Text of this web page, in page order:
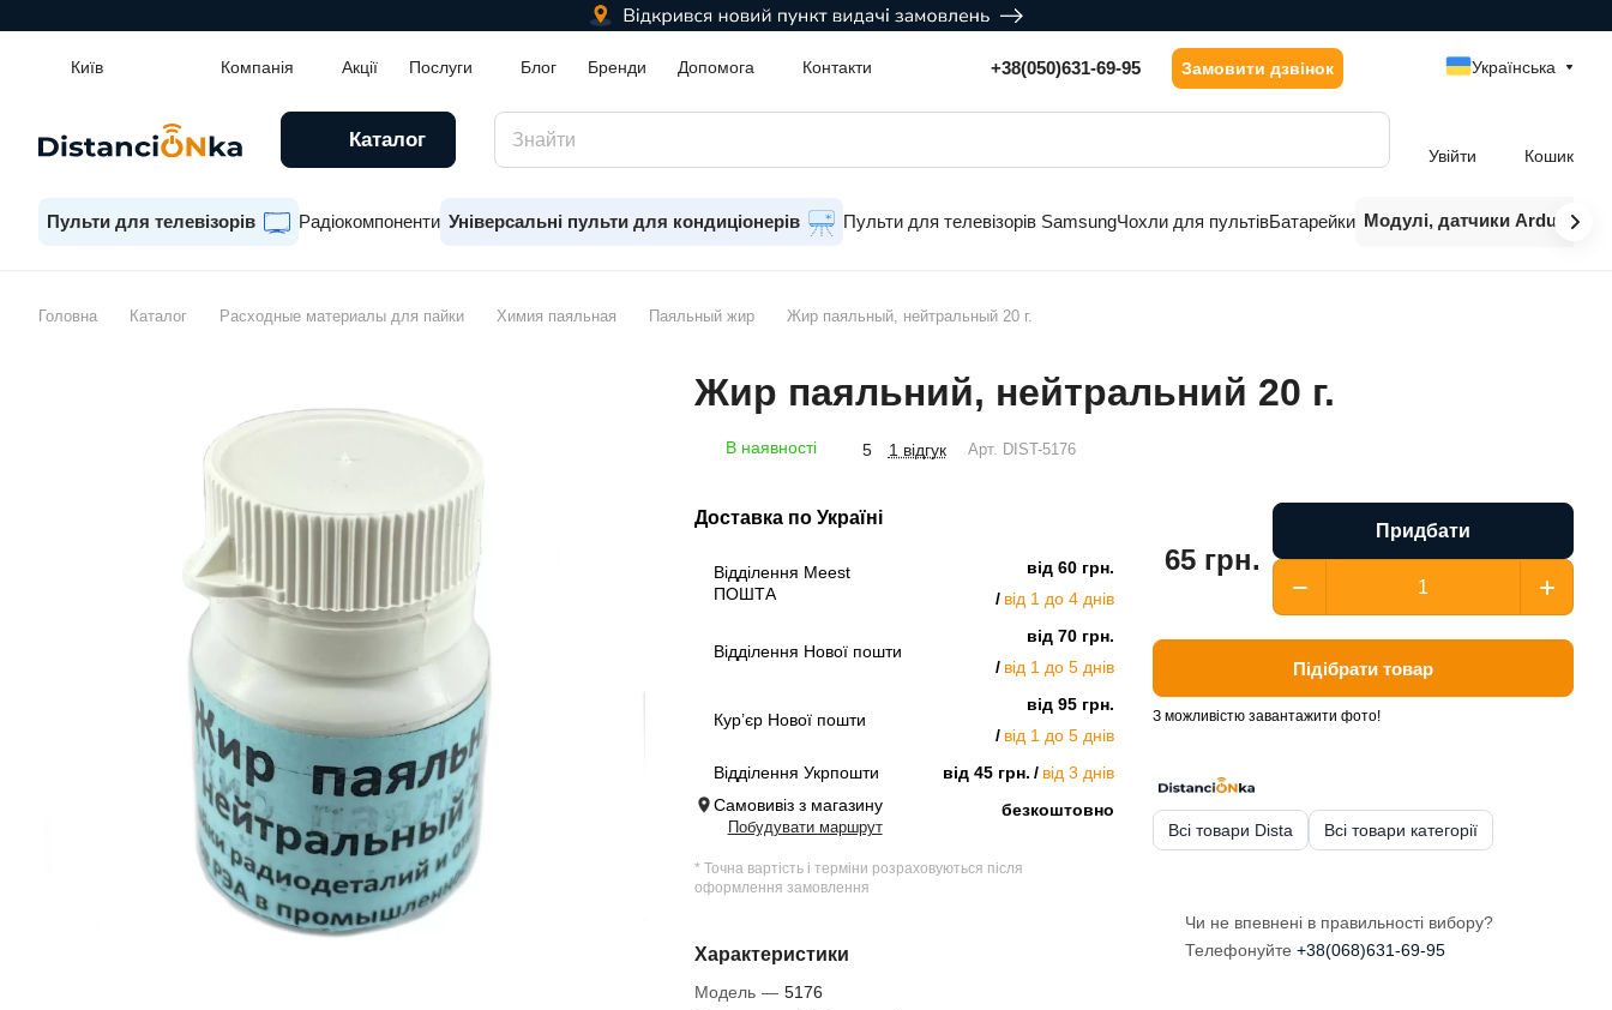
Київ Компанія Акції Послуги Блог Бренди Допомога Контакти +38(050)631-69-95 Замовити дзвінок Українська
Каталог
Увійти Кошик
Пульти для телевізорів Радіокомпоненти Універсальні пульти для кондиціонерів Пульти для телевізорів SamsungЧохли для пультівБатарейки Модулі, датчики Arduino
Головна Каталог Расходные материалы для пайки Химия паяльная Паяльный жир Жир паяльный, нейтральный 20 г.
Жир паяльний, нейтральний 20 г.
В наявності 5 1 відгук Арт. DIST-5176
Доставка по Україні
Відділення Meest
ПОШТА
від 60 грн.
від 1 до 4 днів
Відділення Нової пошти
від 70 грн.
від 1 до 5 днів
Кур’єр Нової пошти
від 95 грн.
від 1 до 5 днів
Відділення Укрпошти
від 45 грн.
від 3 днів
Самовивіз з магазину
Побудувати маршрут
безкоштовно
* Точна вартість і терміни розраховуються після
оформлення замовлення
Характеристики
Модель — 5176
65 грн.
Придбати
Підібрати товар
З можливістю завантажити фото!
Всі товари Dista Всі товари категорії
Чи не впевнені в правильності вибору?
Телефонуйте+38(068)631-69-95